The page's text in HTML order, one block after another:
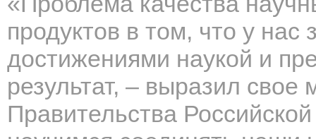
продуктов в том, что у
достижениями наукой и
результат, – выразил
Правительства